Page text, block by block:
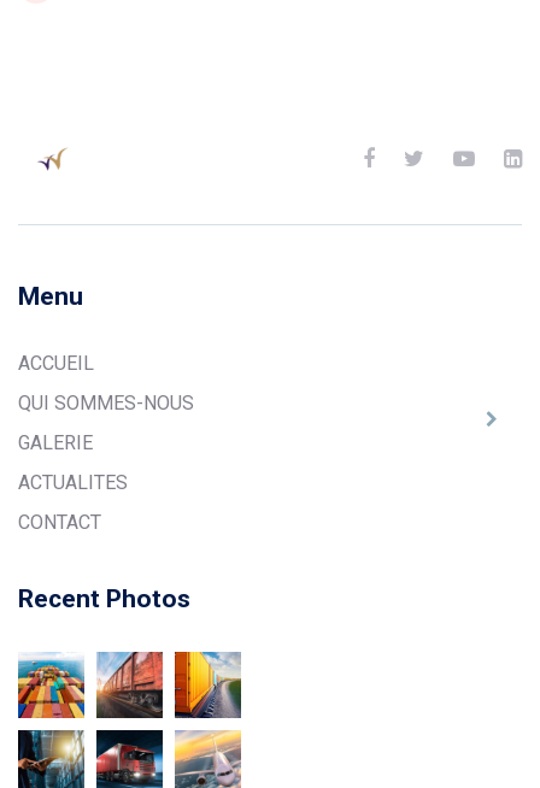
Menu
ACCUEIL
QUI SOMMES-NOUS
GALERIE
ACTUALITES
CONTACT
Recent Photos